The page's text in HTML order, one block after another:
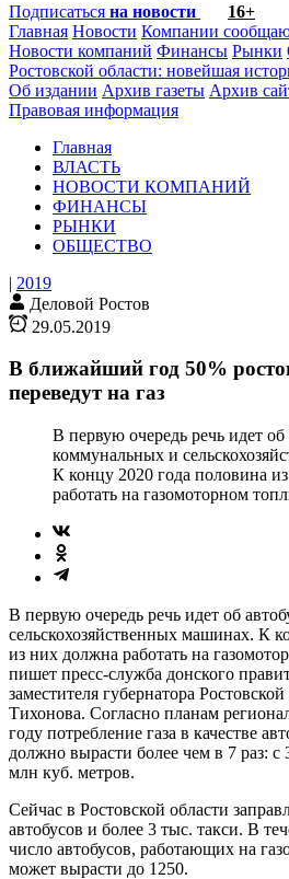
Подписаться на новости
16+
Главная Новости Компании
Новости компаний Финансы Рынки
Ростовской области: новейшая
Об издании Архив газеты Архив
Правовая информация
Главная
ВЛАСТЬ
НОВОСТИ КОМПАНИЙ
ФИНАНСЫ
РЫНКИ
ОБЩЕСТВО
| 2019
Деловой Ростов
29.05.2019
В ближайший год 50%
переведут на газ
В первую очередь речь идет об
коммунальных и
К концу 2020 года половина
работать на газомоторном
В первую очередь речь идет об
сельскохозяйственных машинах. К
из них должна работать на
пишет пресс-служба донского
заместителя губернатора
Тихонова. Согласно планам
году потребление газа в качестве
должно вырасти более чем в 7 раз:
млн куб. метров.
Сейчас в Ростовской области
автобусов и более 3 тыс. такси. В
число автобусов, работающих на
может вырасти до 1250.